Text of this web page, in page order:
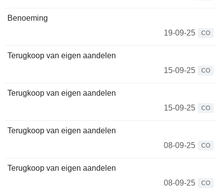
Benoeming
19-09-25
CO
Terugkoop van eigen aandelen
15-09-25
CO
Terugkoop van eigen aandelen
15-09-25
CO
Terugkoop van eigen aandelen
08-09-25
CO
Terugkoop van eigen aandelen
08-09-25
CO